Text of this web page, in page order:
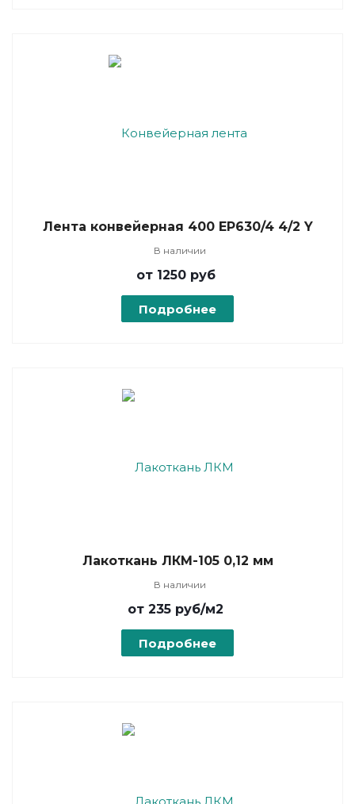
Лента конвейерная 400 EP630/4 4/2 Y
В наличии
от 1250 руб
Подробнее
Лакоткань ЛКМ-105 0,12 мм
В наличии
от 235 руб/м2
Подробнее